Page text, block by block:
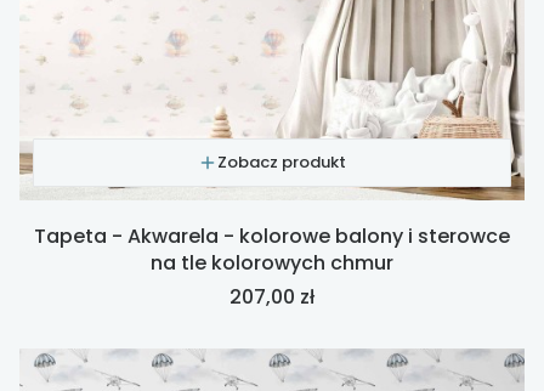
Zobacz produkt
Tapeta - Akwarela - kolorowe balony i sterowce
na tle kolorowych chmur
Cena
207,00 zł